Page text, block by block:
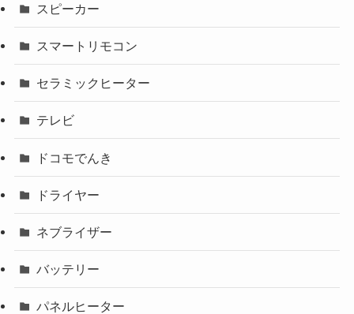
スピーカー
スマートリモコン
セラミックヒーター
テレビ
ドコモでんき
ドライヤー
ネブライザー
バッテリー
パネルヒーター